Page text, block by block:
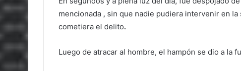
mencionada , sin que nadie pudiera intervenir en
cometiera el delito.
Luego de atracar al hombre, el hampón se dio a la